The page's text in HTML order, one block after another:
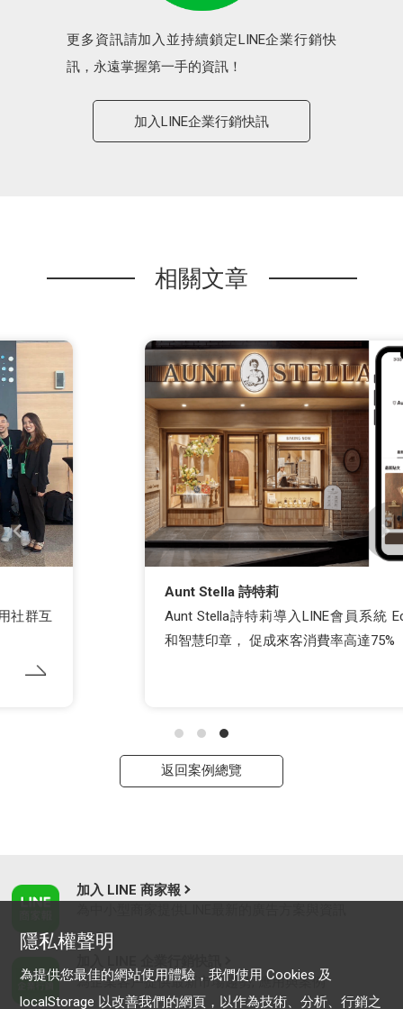
更多資訊請加入並持續鎖定LINE企業行銷快
訊，永遠掌握第一手的資訊！
加入LINE企業行銷快訊
相關文章
Aunt Stella 詩特莉
Aunt Stella詩特莉導入LINE會員系統 Echoss VIP
和智慧印章， 促成來客消費率高達75%
返回案例總覽
加入 LINE 商家報
為企業客戶提供最新市場趨勢, 應用與案例
隱私權聲明
為提供您最佳的網站使用體驗，我們使用 Cookies 及
localStorage 以改善我們的網頁，以作為技術、分析、行銷之